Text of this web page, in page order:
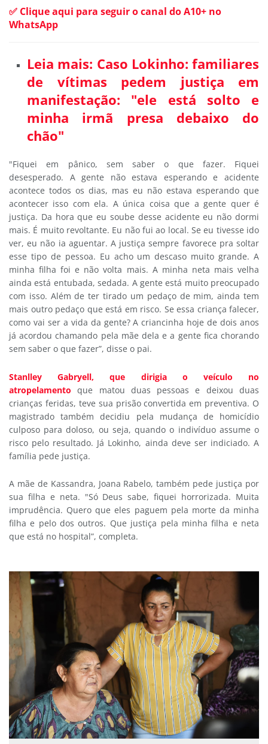
✅ Clique aqui para seguir o canal do A10+ no
WhatsApp
Leia mais: Caso Lokinho: familiares
de vítimas pedem justiça em
manifestação: "ele está solto e
minha irmã presa debaixo do
chão"
"Fiquei em pânico, sem saber o que fazer. Fiquei
desesperado. A gente não estava esperando e acidente
acontece todos os dias, mas eu não estava esperando que
acontecer isso com ela. A única coisa que a gente quer é
justiça. Da hora que eu soube desse acidente eu não dormi
mais. É muito revoltante. Eu não fui ao local. Se eu tivesse ido
ver, eu não ia aguentar. A justiça sempre favorece pra soltar
esse tipo de pessoa. Eu acho um descaso muito grande. A
minha filha foi e não volta mais. A minha neta mais velha
ainda está entubada, sedada. A gente está muito preocupado
com isso. Além de ter tirado um pedaço de mim, ainda tem
mais outro pedaço que está em risco. Se essa criança falecer,
como vai ser a vida da gente? A criancinha hoje de dois anos
já acordou chamando pela mãe dela e a gente fica chorando
sem saber o que fazer”, disse o pai.
Stanlley Gabryell, que dirigia o veículo no
atropelamento que matou duas pessoas e deixou duas
crianças feridas, teve sua prisão convertida em preventiva. O
magistrado também decidiu pela mudança de homicídio
culposo para doloso, ou seja, quando o indivíduo assume o
risco pelo resultado. Já Lokinho, ainda deve ser indiciado. A
família pede justiça.
A mãe de Kassandra, Joana Rabelo, também pede justiça por
sua filha e neta. "Só Deus sabe, fiquei horrorizada. Muita
imprudência. Quero que eles paguem pela morte da minha
filha e pelo dos outros. Que justiça pela minha filha e neta
que está no hospital”, completa.